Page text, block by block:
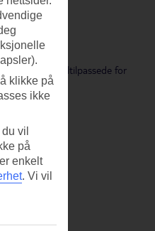
som er spesialtilpassede for
klikke på
ikke
vil
på
enkelt
. Vi vil